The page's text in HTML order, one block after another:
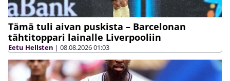
Tämä tuli aivan puskista – Barcelonan
tähtitoppari lainalle Liverpooliin
Eetu Hellsten | 08.08.202601:03